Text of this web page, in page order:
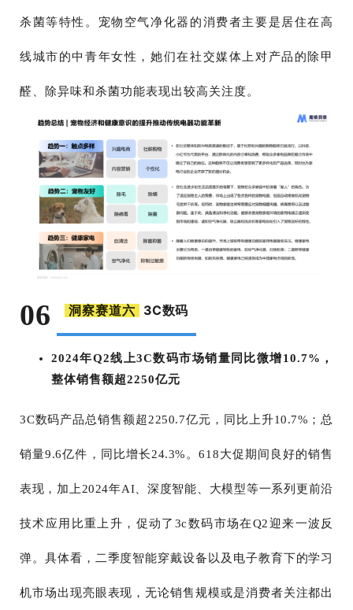
杀菌等特性。宠物空气净化器的消费者主要是居住在高
线城市的中青年女性，她们在社交媒体上对产品的除甲
醛、除异味和杀菌功能表现出较高关注度。
06 洞察赛道六 3C数码
2024年Q2线上3C数码市场销量同比微增10.7%，
整体销售额超2250亿元
3C数码产品总销售额超2250.7亿元，同比上升10.7%；总
销量9.6亿件，同比增长24.3%。618大促期间良好的销售
表现，加上2024年AI、深度智能、大模型等一系列更前沿
技术应用比重上升，促动了3c数码市场在Q2迎来一波反
弹。具体看，二季度智能穿戴设备以及电子教育下的学习
机市场出现亮眼表现，无论销售规模或是消费者关注都出